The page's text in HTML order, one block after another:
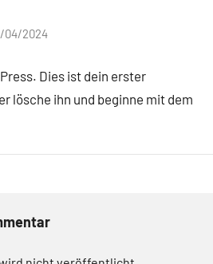
04/2024
Dies ist dein erster
lösche ihn und beginne mit dem